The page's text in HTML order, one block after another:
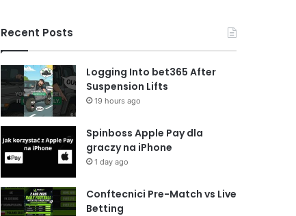
Recent Posts
Logging Into bet365 After
Suspension Lifts
19 hours ago
Spinboss Apple Pay dla
graczy na iPhone
1 day ago
Conftecnici Pre-Match vs Live
Betting